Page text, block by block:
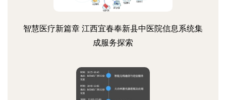
智慧医疗新篇章 江西宜春奉新县中医院信息系统集
成服务探索